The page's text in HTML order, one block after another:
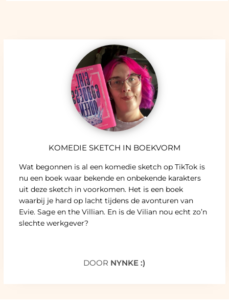
KOMEDIE SKETCH IN BOEKVORM
Wat begonnen is al een komedie sketch op TikTok is
nu een boek waar bekende en onbekende karakters
uit deze sketch in voorkomen. Het is een boek
waarbij je hard op lacht tijdens de avonturen van
Evie. Sage en the Villian. En is de Vilian nou echt zo’n
slechte werkgever?
DOOR NYNKE :)